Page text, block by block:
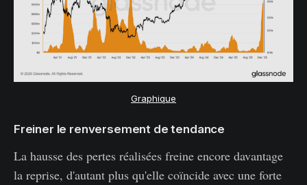
Graphique
Freiner le renversement de tendance
La hausse des pertes réalisées freine encore davantage
la reprise, d'autant plus qu'elle coïncide avec une forte